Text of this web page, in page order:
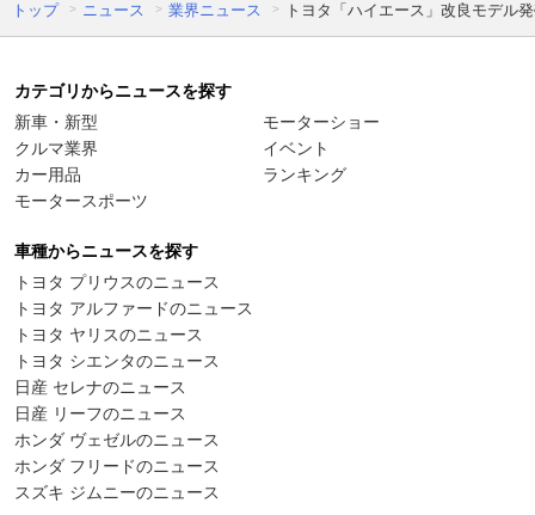
トップ ニュース 業界ニュース トヨタ「ハイエース」改良モデル
カテゴリからニュースを探す
新車・新型
クルマ業界
カー用品
モータースポーツ
モーターショー
イベント
ランキング
車種からニュースを探す
トヨタ プリウスのニュース
トヨタ アルファードのニュース
トヨタ ヤリスのニュース
トヨタ シエンタのニュース
日産 セレナのニュース
日産 リーフのニュース
ホンダ ヴェゼルのニュース
ホンダ フリードのニュース
スズキ ジムニーのニュース